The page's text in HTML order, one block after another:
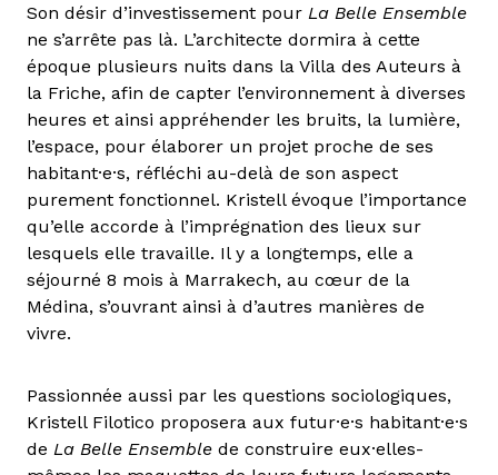
Son désir d’investissement pour La Belle Ensemble
ne s’arrête pas là. L’architecte dormira à cette
époque plusieurs nuits dans la Villa des Auteurs à
la Friche, afin de capter l’environnement à diverses
heures et ainsi appréhender les bruits, la lumière,
l’espace, pour élaborer un projet proche de ses
habitant·e·s, réfléchi au-delà de son aspect
purement fonctionnel. Kristell évoque l’importance
qu’elle accorde à l’imprégnation des lieux sur
lesquels elle travaille. Il y a longtemps, elle a
séjourné 8 mois à Marrakech, au cœur de la
Médina, s’ouvrant ainsi à d’autres manières de
vivre.
Passionnée aussi par les questions sociologiques,
Kristell Filotico proposera aux futur·e·s habitant·e·s
de La Belle Ensemble de construire eux·elles-